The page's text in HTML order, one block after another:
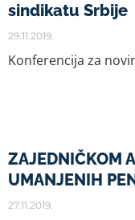
sindikatu Srbije
29.11.2019.
Konferencija za
ZAJEDNIČKOM
UMANJENIH
27.11.2019.